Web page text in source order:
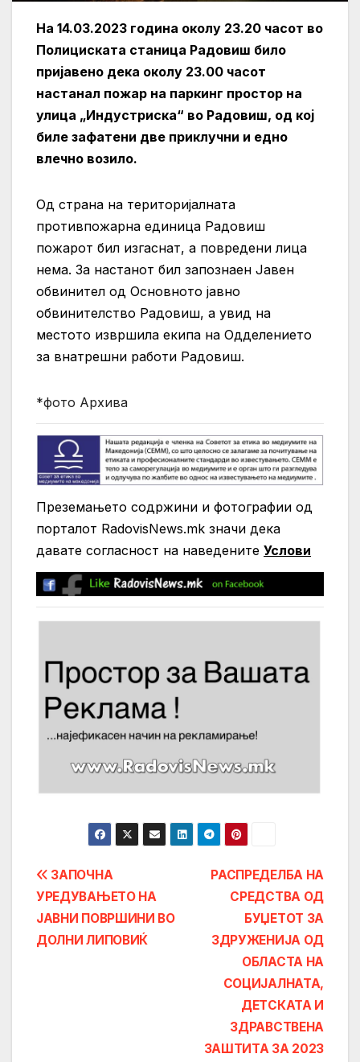
На 14.03.2023 година околу 23.20 часот во
Полициската станица Радовиш било
пријавено дека околу 23.00 часот
настанал пожар на паркинг простор на
улица „Индустриска“ во Радовиш, од кој
биле зафатени две приклучни и едно
влечно возило.
Од страна на територијалната
противпожарна единица Радовиш
пожарот бил изгаснат, а повредени лица
нема. За настанот бил запознаен Јавен
обвинител од Основното јавно
обвинителство Радовиш, а увид на
местото извршила екипа на Одделението
за внатрешни работи Радовиш.
*фото Архива
Преземањето содржини и фотографии од
порталот RadovisNews.mk значи дека
давате согласност на нaведените Услови
Post
navigation
РАСПРЕДЕЛБА НА
СРЕДСТВА ОД
БУЏЕТОТ ЗА
ЗДРУЖЕНИЈА ОД
ОБЛАСТА НА
СОЦИЈАЛНАТА,
ДЕТСКАТА И
ЗДРАВСТВЕНА
ЗАШТИТА ЗА 2023
ЗАПОЧНА
УРЕДУВАЊЕТО НА
ЈАВНИ ПОВРШИНИ ВО
ДОЛНИ ЛИПОВИЌ